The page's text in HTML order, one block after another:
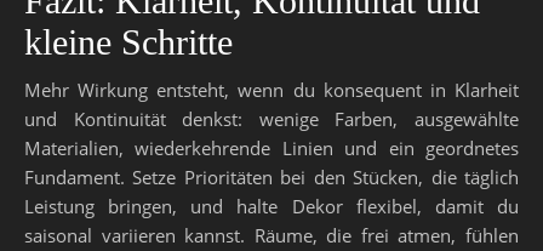
kleine Schritte
Mehr Wirkung entsteht, wenn du konsequent in Klarheit
und Kontinuität denkst: wenige Farben, ausgewählte
Materialien, wiederkehrende Linien und ein geordnetes
Fundament. Setze Prioritäten bei den Stücken, die täglich
Leistung bringen, und halte Dekor flexibel, damit du
saisonal variieren kannst. Räume, die frei atmen, fühlen